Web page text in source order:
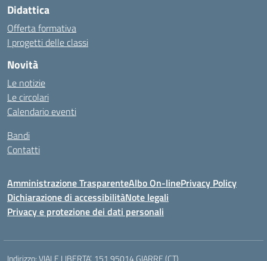
Didattica
Offerta formativa
I progetti delle classi
Novità
Le notizie
Le circolari
Calendario eventi
Bandi
Contatti
Amministrazione TrasparenteAlbo On-linePrivacy Policy
Dichiarazione di accessibilitàNote legali
Privacy e protezione dei dati personali
Indirizzo:VIALE LIBERTA’, 151 95014 GIARRE (CT)